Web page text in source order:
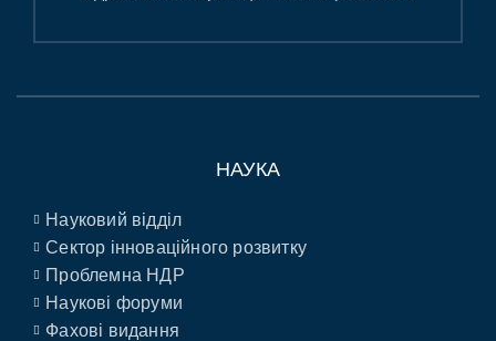
НАУКА
Науковий відділ
Сектор інноваційного розвитку
Проблемна НДР
Наукові форуми
Фахові видання